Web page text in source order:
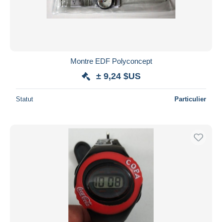
Montre EDF Polyconcept
± 9,24 $US
Statut Particulier